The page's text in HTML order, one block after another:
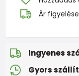
Ár figyelése
Ingyenes
Gyors